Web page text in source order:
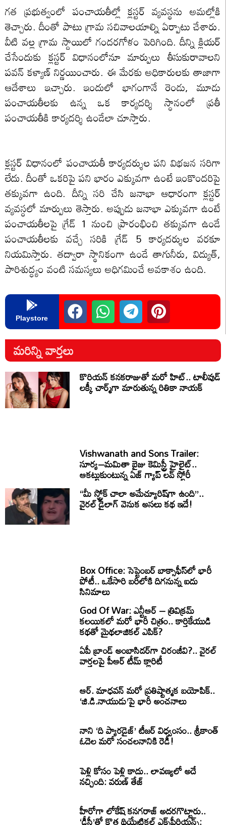
గత ప్రభుత్వంలో పంచాయతీల్లో క్లస్టర్ వ్యవస్థను అమల్లోకి
తెచ్చారు. దీంతో పాటు గ్రామ సచివాలయాల్ని ఏర్పాటు చేశారు.
వీటి వల్ల గ్రామ స్దాయిలో గందరగోళం పెరిగింది. దీన్ని క్లియర్
చేసేందుకు క్లస్టర్ విధానంలోనూ మార్పులు తీసుకురావాలని
పవన్ కళ్యాణ్ నిర్ణయించారు. ఈ మేరకు అధికారులకు తాజాగా
ఆదేశాలు ఇచ్చారు. ఇందులో భాగంగానే రెండు, మూడు
పంచాయతీలకు ఉన్న ఒక కార్యదర్శి స్ధానంలో ప్రతీ
పంచాయతీకి కార్యదర్శి ఉండేలా చూస్తారు.
క్లస్టర్ విధానంలో పంచాయతీ కార్యదర్శుల పని విభజన సరిగా
లేదు. దీంతో ఒకరిపై పని భారం ఎక్కువగా ఉంటే ఇంకొందరిపై
తక్కువగా ఉంది. దీన్ని సరి చేసి జనాభా ఆధారంగా క్లస్టర్
వ్యవస్ధలో మార్పులు తెస్తారు. అప్పుడు జనాభా ఎక్కువగా ఉంటే
పంచాయతీలపై గ్రేడ్ 1 నుంచి ప్రారంభించి తక్కువగా ఉండే
పంచాయతీలకు వచ్చే సరికి గ్రేడ్ 5 కార్యదర్శుల వరకూ
నియమిస్తారు. తద్వారా స్థానికంగా ఉండే తాగునీరు, విద్యుత్,
పారిశుద్ధ్యం వంటి సమస్యలు అధిగమించే అవకాశం ఉంది.
Playstore
మరిన్ని వార్తలు
కొరియన్ కనకరాజుతో మరో హిట్.. టాలీవుడ్
లక్కీ చార్మ్‌గా మారుతున్న రితికా నాయక్
Vishwanath and Sons Trailer:
సూర్య–మమితా బైజు కెమిస్ట్రీ హైలైట్..
ఆకట్టుకుంటున్న ఏజ్ గ్యాప్ లవ్ స్టోరీ
“మీ స్ట్రోక్ చాలా అమేచ్యూరిష్‌గా ఉంది”..
వైరల్ డైలాగ్ వెనుక అసలు కథ ఇదే!
Box Office: సెప్టెంబర్ బాక్సాఫీస్‌లో భారీ
పోటీ.. ఒకేసారి బరిలోకి దిగనున్న ఐదు
సినిమాలు
God Of War: ఎన్టీఆర్ – త్రివిక్రమ్
కలయికలో మరో భారీ చిత్రం.. కార్తికేయుడి
కథతో మైథలాజికల్ ఎపిక్?
ఏపీ బ్రాండ్ అంబాసిడర్‌గా చిరంజీవి?.. వైరల్
వార్తలపై పీఆర్ టీమ్ క్లారిటీ
ఆర్. మాధవన్ మరో ప్రతిష్టాత్మక బయోపిక్..
‘జి.డి.నాయుడు’పై భారీ అంచనాలు
నాని ‘ది ప్యారడైజ్’ టీజర్ విధ్వంసం.. శ్రీకాంత్
ఓదెల మరో సంచలనానికి రెడీ!
పెళ్లి కోసం పెళ్లి కాదు.. లావణ్యలో అదే
నచ్చింది: వరుణ్ తేజ్
హీరోగా లోకేష్ కనగరాజ్ అదరగొట్టారు..
‘డీసీ’తో కొత్త థియేట్రికల్ ఎక్స్‌పీరియన్స్: